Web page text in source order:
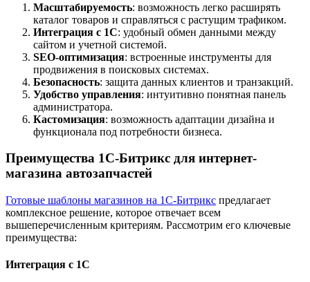
Масштабируемость: возможность легко расширять
каталог товаров и справляться с растущим трафиком.
Интеграция с 1С: удобный обмен данными между
сайтом и учетной системой.
SEO-оптимизация: встроенные инструменты для
продвижения в поисковых системах.
Безопасность: защита данных клиентов и транзакций.
Удобство управления: интуитивно понятная панель
администратора.
Кастомизация: возможность адаптации дизайна и
функционала под потребности бизнеса.
Преимущества 1С-Битрикс для интернет-
магазина автозапчастей
Готовые шаблоны магазинов на 1С-Битрикс предлагает
комплексное решение, которое отвечает всем
вышеперечисленным критериям. Рассмотрим его ключевые
преимущества:
Интеграция с 1С